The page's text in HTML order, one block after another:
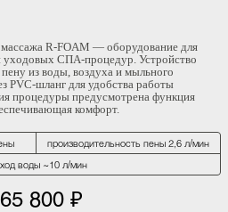
R-FOAM — оборудование для
уходовых СПА-процедур. Устройство
из воды, воздуха и мыльного
PVC-шланг для удобства работы
процедуры предусмотрена функция
комфорт.
производительность пены 2,6 л/мин
воды ~10 л/мин
800 ₽